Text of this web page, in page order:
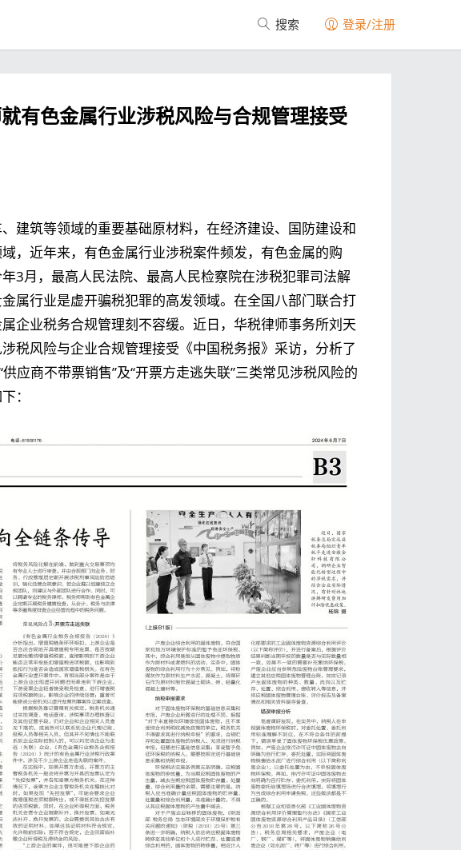
搜索 登录/注册
有色金属行业涉税风险与合规管理接受
建筑等领域的重要基础原材料，在经济建设、国防建设和
，近年来，有色金属行业涉税案件频发，有色金属的购
3月，最高人民法院、最高人民检察院在涉税犯罪司法解
属行业是虚开骗税犯罪的高发领域。在全国八部门联合打
企业税务合规管理刻不容缓。近日，华税律师事务所刘天
税风险与企业合规管理接受《中国税务报》采访，分析了
应商不带票销售”及“开票方走逃失联”三类常见涉税风险的
：